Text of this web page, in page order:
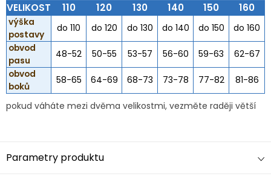
VELIKOST 110 120 130 140 150 160
výška
postavy
do 110 do 120 do 130 do 140 do 150
do 160
obvod
pasu
48-52 50-55 53-57 56-60 59-63
62-67
obvod
boků
58-65 64-69 68-73 73-78 77-82 81-86
pokud váháte mezi dvěma velikostmi, vezměte raději větší
Parametry produktu